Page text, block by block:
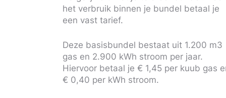
het verbruik binnen je bundel betaal je
een vast tarief.
Deze basisbundel bestaat uit 1.200 m3
gas en 2.900 kWh stroom per jaar.
Hiervoor betaal je € 1,45 per kuub gas
€ 0,40 per kWh stroom.